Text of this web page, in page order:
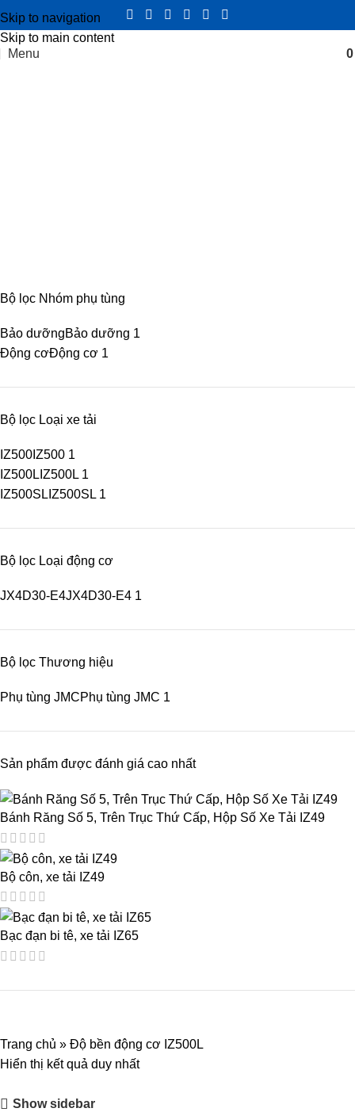
Skip to navigation
Skip to main content
Menu
Bộ lọc Nhóm phụ tùng
Bảo dưỡngBảo dưỡng 1
Động cơĐộng cơ 1
Bộ lọc Loại xe tải
IZ500 IZ500 1
IZ500L IZ500L 1
IZ500SL IZ500SL 1
Bộ lọc Loại động cơ
JX4D30-E4JX4D30-E4 1
Bộ lọc Thương hiệu
Phụ tùng JMCPhụ tùng JMC 1
Sản phẩm được đánh giá cao nhất
Bánh Răng Số 5, Trên Trục Thứ Cấp, Hộp Số Xe Tải IZ49
Bộ côn, xe tải IZ49
Bạc đạn bi tê, xe tải IZ65
Trang chủ » Độ bền động cơ IZ500L
Hiển thị kết quả duy nhất
Show sidebar